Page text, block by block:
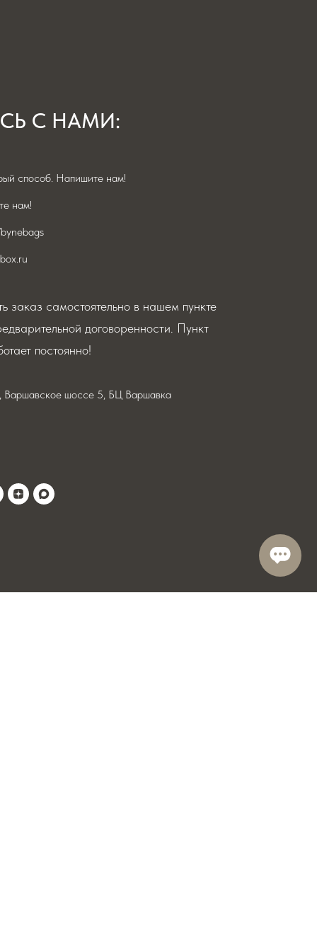
С НАМИ:
способ. Напишите нам!
нам!
заказ самостоятельно в нашем пункте
договоренности. Пункт
постоянно!
Варшавское шоссе 5, БЦ Варшавка